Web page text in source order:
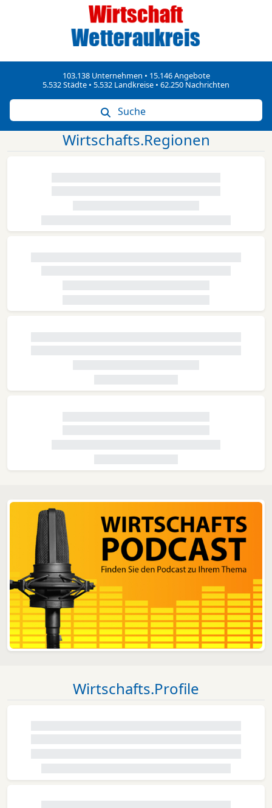
103.138 Unternehmen • 15.146 Angebote
5.532 Städte • 5.532 Landkreise • 62.250 Nachrichten
Suche
Wirtschafts.Regionen
Wirtschafts.Profile